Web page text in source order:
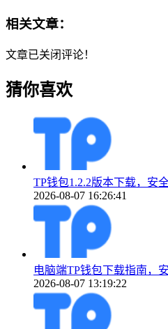
相关文章：
文章已关闭评论！
猜你喜欢
TP钱包1.2.2版本下载，安
2026-08-07 16:26:41
电脑端TP钱包下载指南，
2026-08-07 13:19:22